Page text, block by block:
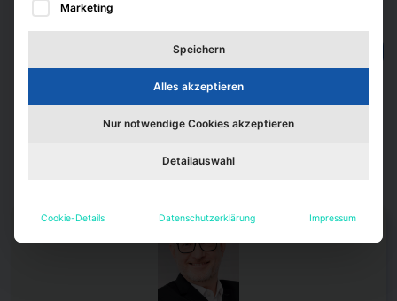
Gerd Kropmanns
Marketing
Speichern
Alles akzeptieren
Nur notwendige Cookies akzeptieren
Detailauswahl
Cookie-Details Datenschutzerklärung Impressum